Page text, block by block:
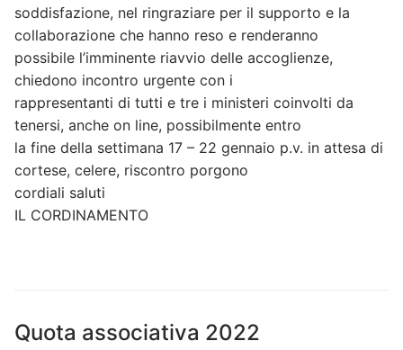
soddisfazione, nel ringraziare per il supporto e la
collaborazione che hanno reso e renderanno
possibile l’imminente riavvio delle accoglienze,
chiedono incontro urgente con i
rappresentanti di tutti e tre i ministeri coinvolti da
tenersi, anche on line, possibilmente entro
la fine della settimana 17 – 22 gennaio p.v. in attesa di
cortese, celere, riscontro porgono
cordiali saluti
IL CORDINAMENTO
Quota associativa 2022